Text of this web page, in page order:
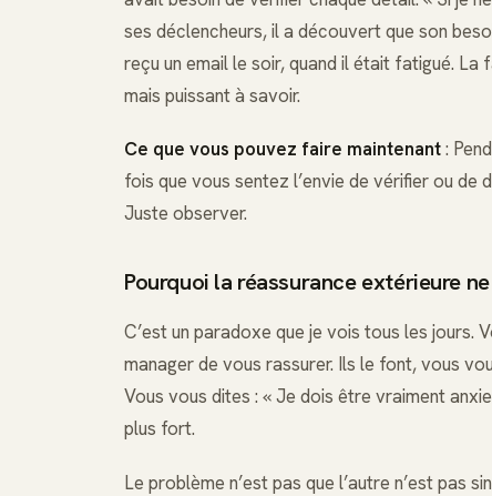
ses déclencheurs, il a découvert que son
reçu un email le soir, quand il était fatigué.
mais puissant à savoir.
Ce que vous pouvez faire maintenant:
fois que vous sentez l’envie de vérifier ou de
Juste observer.
Pourquoi la réassurance extérieure
C’est un paradoxe que je vois tous les jours.
manager de vous rassurer. Ils le font, vous
Vous vous dites : « Je dois être vraiment
plus fort.
Le problème n’est pas que l’autre n’est pas